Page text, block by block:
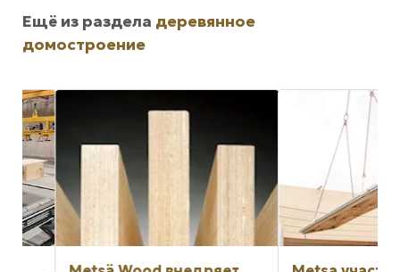
Ещё из раздела деревянное
домостроение